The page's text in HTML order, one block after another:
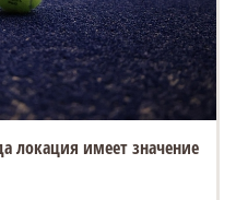
локация имеет значение